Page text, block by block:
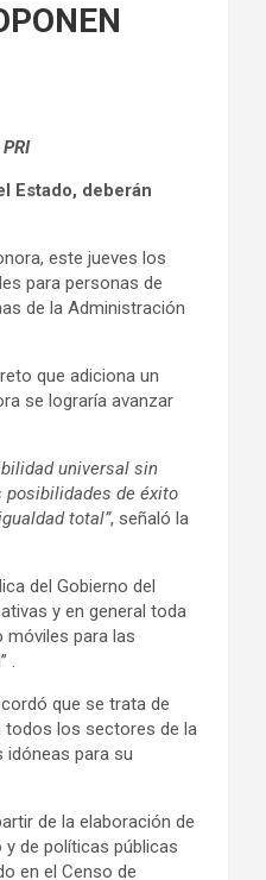
Estado, deberán
este jueves los
para personas de
de la Administración
que adiciona un
se lograría avanzar
universal sin
de éxito
total”, señaló la
del Gobierno del
y en general toda
para las
.
que se trata de
todos los sectores de la
idóneas para su
de la elaboración de
de políticas públicas
en el Censo de